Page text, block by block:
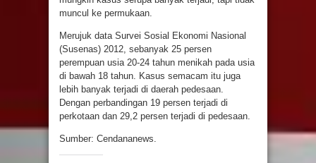
muncul ke permukaan.
Merujuk data Survei Sosial Ekonomi Nasional
(Susenas) 2012, sebanyak 25 persen
perempuan usia 20-24 tahun menikah pada usia
di bawah 18 tahun. Kasus semacam itu juga
lebih banyak terjadi di daerah pedesaan.
Dengan perbandingan 19 persen terjadi di
perkotaan dan 29,2 persen terjadi di pedesaan.
Sumber: Cendananews.